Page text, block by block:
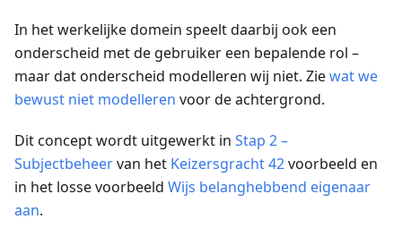
In het werkelijke domein speelt daarbij ook een
onderscheid met de gebruiker een bepalende rol –
maar dat onderscheid modelleren wij niet. Ziewat we
bewust niet modelleren voor de achtergrond.
Dit concept wordt uitgewerkt in Stap 2 –
Subjectbeheervan het Keizersgracht 42voorbeeld en
in het losse voorbeeld Wijs belanghebbend eigenaar
aan.